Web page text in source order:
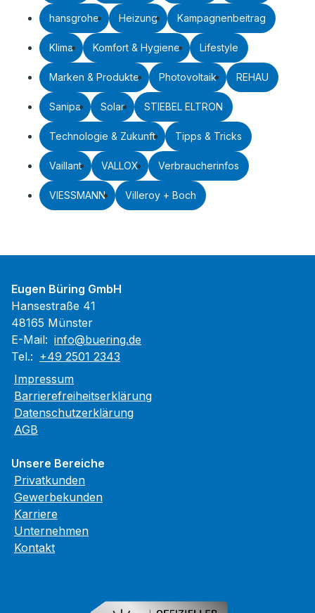
hansgrohe Heizung Kampagnenbeitrag
Klima Komfort & Hygiene Lifestyle
Marken & Produkte Photovoltaik REHAU
Sanipa Solar STIEBEL ELTRON
Technologie & Zukunft Tipps & Tricks
Vaillant VALLOX Verbraucherinfos
VIESSMANN Villeroy + Boch
Eugen Büring GmbH
Hansestraße 41
48165 Münster
E-Mail: info@buering.de
Tel.: +49 2501 2343
Impressum
Barrierefreiheitserklärung
Datenschutzerklärung
AGB
Unsere Bereiche
Privatkunden
Gewerbekunden
Karriere
Unternehmen
Kontakt